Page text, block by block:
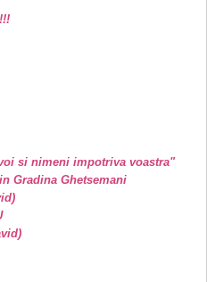
si nimeni impotriva voastra"
Gradina Ghetsemani